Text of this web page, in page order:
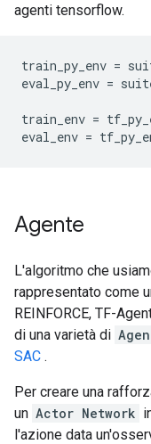
agenti tensorflow.
train_py_env =
eval_py_env =
train_env =
eval_env =
Agente
L'algoritmo che
rappresentato come
REINFORCE, TF-
di una varietà di
SAC .
Per creare una
un Actor Network
l'azione data